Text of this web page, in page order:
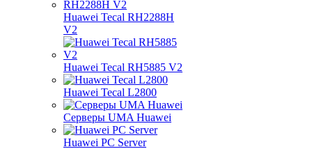
Huawei Tecal RH2288H
V2
Huawei Tecal RH5885 V2
Huawei Tecal L2800
Серверы UMA Huawei
Huawei PC Server